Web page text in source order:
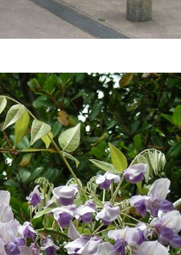
最新
コンセ
コンテ
アク